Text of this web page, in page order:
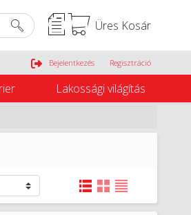
Üres Kosár
Belépés
Bejelentkezés Regisztráció
Lakossági világítás